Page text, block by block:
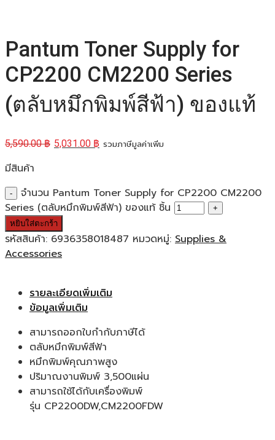
Pantum Toner Supply for
CP2200 CM2200 Series
(ตลับหมึกพิมพ์สีฟ้า) ของแท้
5,590.00฿ 5,031.00 ฿ รวมภาษีมูลค่าเพิ่ม
มีสินค้า
จำนวน Pantum Toner Supply for CP2200 CM2200
Series (ตลับหมึกพิมพ์สีฟ้า) ของแท้ ชิ้น
หยิบใส่ตะกร้า
รหัสสินค้า: 6936358018487 หมวดหมู่: Supplies &
Accessories
รายละเอียดเพิ่มเติม
ข้อมูลเพิ่มเติม
สามารถออกใบกำกับภาษีได้
ตลับหมึกพิมพ์สีฟ้า
หมึกพิมพ์คุณภาพสูง
ปริมาณงานพิมพ์ 3,500แผ่น
สามารถใช้ได้กับเครื่องพิมพ์
รุ่น CP2200DW,CM2200FDW